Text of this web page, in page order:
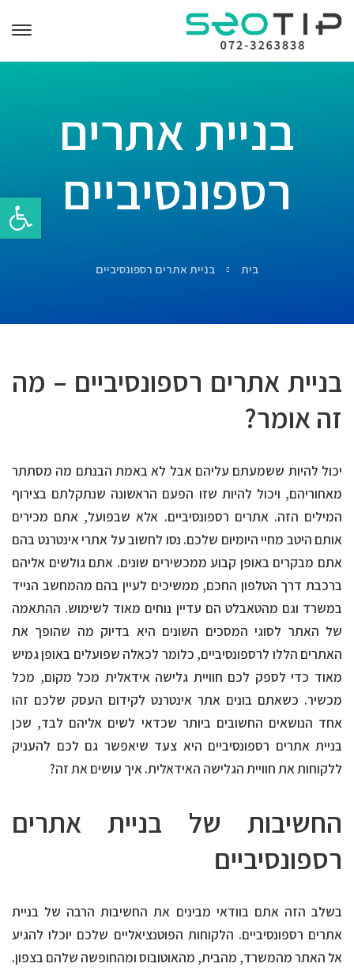
בניית אתרים
רספונסיביים
בית בניית אתרים רספונסיביים
בניית אתרים רספונסיביים – מה
זה אומר?
יכול להיות ששמעתם עליהם אבל לא באמת הבנתם מה מסתתר
מאחוריהם, ויכול להיות שזו הפעם הראשונה שנתקלתם בצירוף
המילים הזה. אתרים רספונסיביים. אלא שבפועל, אתם מכירים
אותם היטב מחיי היומיום שלכם. נסו לחשוב על אתרי אינטרנט בהם
אתם מבקרים באופן קבוע ממכשירים שונים. אתם גולשים אליהם
ברכבת דרך הטלפון החכם, ממשיכים לעיין בהם מהמחשב הנייד
במשרד וגם מהטאבלט הם עדיין נוחים מאוד לשימוש. ההתאמה
של האתר לסוגי המסכים השונים היא בדיוק מה שהופך את
האתרים הללו לרספונסיביים, כלומר לכאלה שפועלים באופן גמיש
מאוד כדי לספק לכם חוויית גלישה אידאלית מכל מקום, מכל
מכשיר. כשאתם בונים אתר אינטרנט לקידום העסק שלכם זהו
אחד הנושאים החשובים ביותר שכדאי לשים אליהם לבד, שכן
בניית אתרים רספונסיביים היא צעד שיאפשר גם לכם להעניק
ללקוחות את חוויית הגלישה האידאלית. איך עושים את זה?
החשיבות של בניית אתרים
רספונסיביים
בשלב הזה אתם בוודאי מבינים את החשיבות הרבה של בניית
אתרים רספונסיביים. הלקוחות הפוטנציאליים שלכם יוכלו להגיע
אל האתר מהמשרד, מהבית, מהאוטובוס ומהחופשה שלהם בצפון.
פתח